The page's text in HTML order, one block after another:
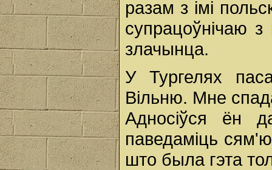
разам з імі
супрацоўнічаю
злачынца.
У Тургелях
Вільню. Мне
Адносіўся ён
паведаміць
што была гэта